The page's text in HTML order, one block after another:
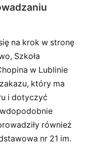
na krok w stronę
Szkoła
w Lublinie
który ma
i dotyczyć
również
nr 21 im.